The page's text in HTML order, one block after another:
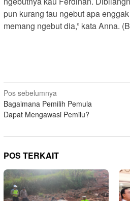
pun kurang tau ngebut apa
memang ngebut dia,” kata Anna.
Navigasi
pos
Pos sebelumnya
Bagaimana Pemilih Pemula
Dapat Mengawasi Pemilu?
POS TERKAIT